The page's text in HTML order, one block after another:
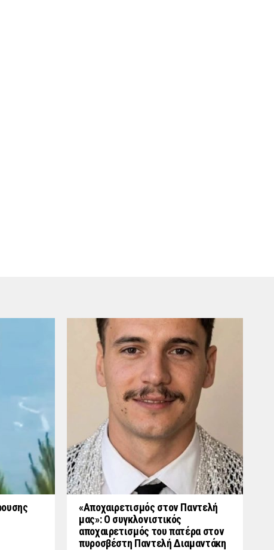
«Aποχαιρετισμός στον Παντελή
μας»: Ο συγκλονιστικός
αποχαιρετισμός του πατέρα στον
πυροσβέστη Παντελή Διαμαντάκη